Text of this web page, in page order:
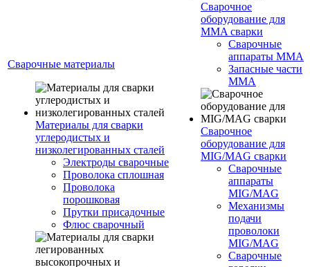
Сварочные материалы
Материалы для сварки
углеродистых и
низколегированных сталей
Электроды сварочные
Проволока сплошная
Проволока
порошковая
Прутки присадочные
Флюс сварочный
Сварочное
оборудование для
MMA сварки
Сварочные
аппараты MMA
Запасные части
MMA
Сварочное
оборудование для
MIG/MAG сварки
Сварочные
аппараты
MIG/MAG
Механизмы
подачи
проволоки
MIG/MAG
Сварочные